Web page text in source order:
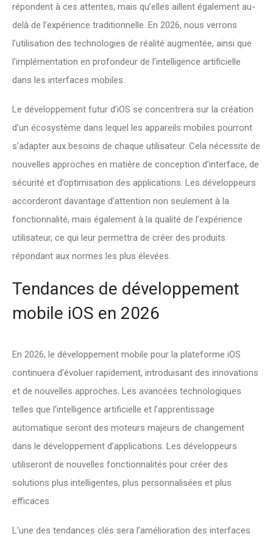
répondent à ces attentes, mais qu’elles aillent également au-
delà de l’expérience traditionnelle. En 2026, nous verrons
l’utilisation des technologies de réalité augmentée, ainsi que
l’implémentation en profondeur de l’intelligence artificielle
dans les interfaces mobiles.
Le développement futur d’iOS se concentrera sur la création
d’un écosystème dans lequel les appareils mobiles pourront
s’adapter aux besoins de chaque utilisateur. Cela nécessite de
nouvelles approches en matière de conception d’interface, de
sécurité et d’optimisation des applications. Les développeurs
accorderont davantage d’attention non seulement à la
fonctionnalité, mais également à la qualité de l’expérience
utilisateur, ce qui leur permettra de créer des produits
répondant aux normes les plus élevées.
Tendances de développement
mobile iOS en 2026
En 2026, le développement mobile pour la plateforme iOS
continuera d’évoluer rapidement, introduisant des innovations
et de nouvelles approches. Les avancées technologiques
telles que l’intelligence artificielle et l’apprentissage
automatique seront des moteurs majeurs de changement
dans le développement d’applications. Les développeurs
utiliseront de nouvelles fonctionnalités pour créer des
solutions plus intelligentes, plus personnalisées et plus
efficaces.
L’une des tendances clés sera l’amélioration des interfaces